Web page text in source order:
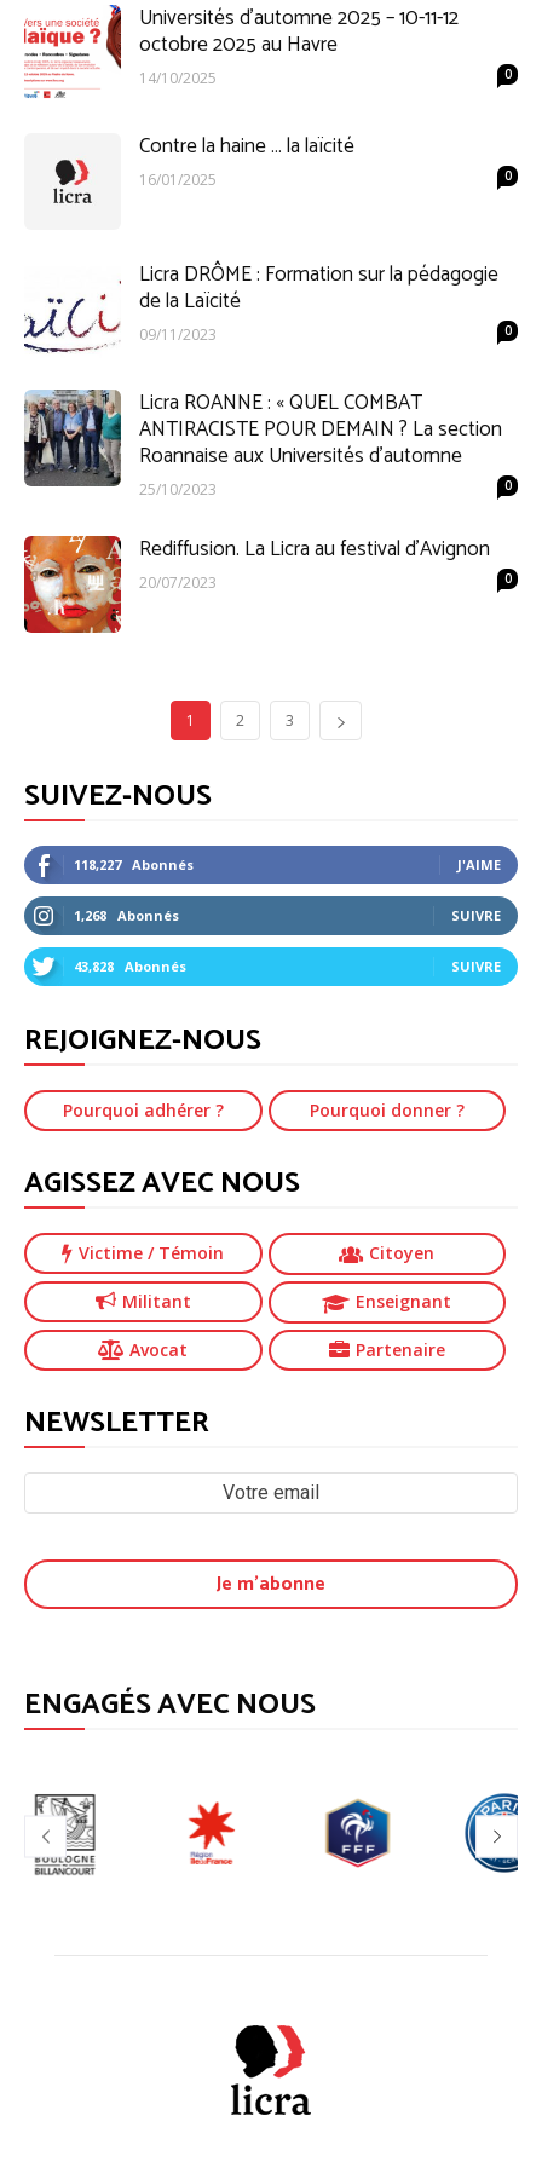
Universités d’automne 2025 – 10-11-12
octobre 2025 au Havre
14/10/2025 0
Contre la haine … la laïcité
16/01/2025 0
Licra DRÔME : Formation sur la pédagogie
de la Laïcité
09/11/2023 0
Licra ROANNE : « QUEL COMBAT
ANTIRACISTE POUR DEMAIN ? La section
Roannaise aux Universités d’automne
25/10/2023 0
Rediffusion. La Licra au festival d’Avignon
20/07/2023 0
1 2 3
SUIVEZ-NOUS
118,227 Abonnés J'AIME
1,268 Abonnés SUIVRE
43,828 Abonnés SUIVRE
REJOIGNEZ-NOUS
Pourquoi adhérer ? Pourquoi donner ?
AGISSEZ AVEC NOUS
Victime/ Témoin Citoyen
Militant Enseignant
Avocat Partenaire
NEWSLETTER
ENGAGÉS AVEC NOUS